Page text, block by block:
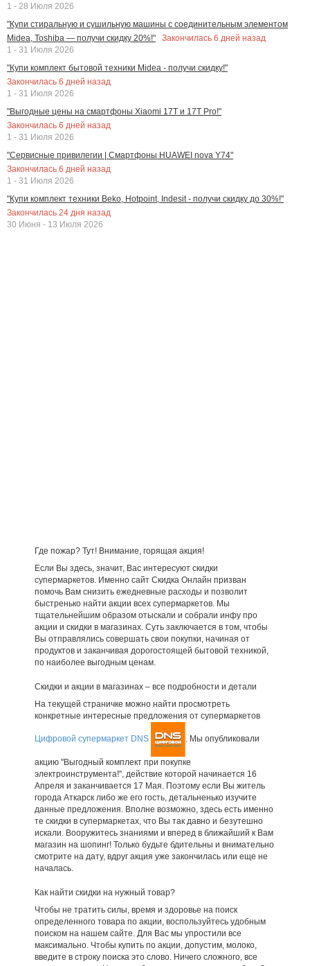
1 - 28 Июля 2026
"Купи стиральную и сушильную машины с соединительным элементом
Midea, Toshiba — получи скидку 20%!"
Закончилась 6 дней назад
1 - 31 Июля 2026
"Купи комплект бытовой техники Midea - получи скидку!"
Закончилась 6 дней назад
1 - 31 Июля 2026
"Выгодные цены на смартфоны Xiaomi 17T и 17T Pro!"
Закончилась 6 дней назад
1 - 31 Июля 2026
"Сервисные привилегии | Смартфоны HUAWEI nova Y74"
Закончилась 6 дней назад
1 - 31 Июля 2026
"Купи комплект техники Beko, Hotpoint, Indesit - получи скидку до 30%!"
Закончилась 24 дня назад
30 Июня - 13 Июля 2026
Где пожар? Тут! Внимание, горящая акция!
Если Вы здесь, значит, Вас интересуют скидки
супермаркетов. Именно сайт Скидка Онлайн призван
помочь Вам снизить ежедневные расходы и позволит
быстренько найти акции всех супермаркетов. Мы
тщательнейшим образом отыскали и собрали инфу про
акции и скидки в магазинах. Суть заключается в том, чтобы
Вы отправлялись совершать свои покупки, начиная от
продуктов и заканчивая дорогостоящей бытовой техникой,
по наиболее выгодным ценам.
Скидки и акции в магазинах – все подробности и детали
На текущей страничке можно найти просмотреть
конкретные интересные предложения от супермаркетов
Цифровой супермаркет DNS . Мы опубликовали
акцию "Выгодный комплект при покупке
электроинструмента!", действие которой начинается 16
Апреля и заканчивается 17 Мая. Поэтому если Вы житель
города Аткарск либо же его гость, детальненько изучите
данные предложения. Вполне возможно, здесь есть именно
те скидки в супермаркетах, что Вы так давно и безутешно
искали. Вооружитесь знаниями и вперед в ближайший к Вам
магазин на шопинг! Только будьте бдительны и внимательно
смотрите на дату, вдруг акция уже закончилась или еще не
началась.
Как найти скидки на нужный товар?
Чтобы не тратить силы, время и здоровье на поиск
определенного товара по акции, воспользуйтесь удобным
поиском на нашем сайте. Для Вас мы упростили все
максимально. Чтобы купить по акции, допустим, молоко,
введите в строку поиска это слово. Ничего сложного, все